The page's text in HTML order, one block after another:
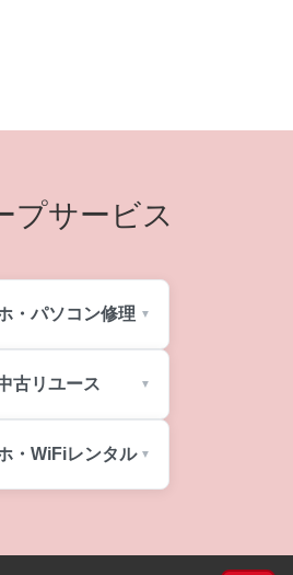
プサービス
・パソコン修理
古リユース
・WiFiレンタル